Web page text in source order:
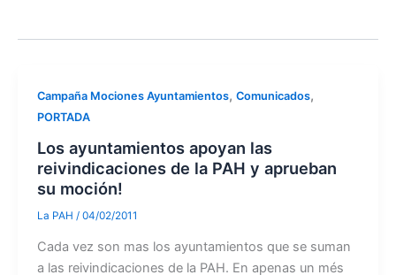
Campaña Mociones Ayuntamientos, Comunicados,
PORTADA
Los ayuntamientos apoyan las
reivindicaciones de la PAH y aprueban
su moción!
La PAH / 04/02/2011
Cada vez son mas los ayuntamientos que se suman
a las reivindicaciones de la PAH. En apenas un més